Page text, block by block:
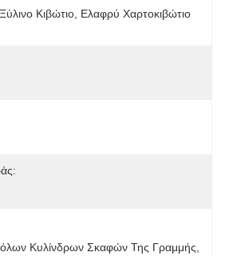
Κιβώτιο, Ελαφρύ Χαρτοκιβώτιο
Κυλίνδρων Σκαφών Της Γραμμής